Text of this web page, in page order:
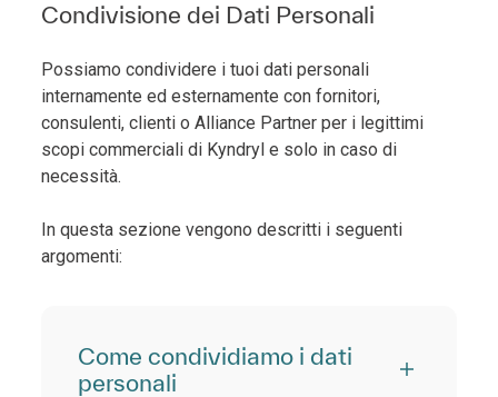
Condivisione dei Dati Personali
Possiamo condividere i tuoi dati personali
internamente ed esternamente con fornitori,
consulenti, clienti o Alliance Partner per i legittimi
scopi commerciali di Kyndryl e solo in caso di
necessità.
In questa sezione vengono descritti i seguenti
argomenti:
Come condividiamo i dati
personali